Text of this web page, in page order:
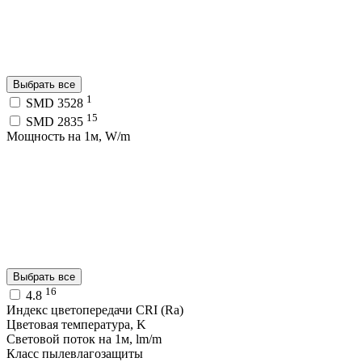
Выбрать все
SMD 3528 1
SMD 2835 15
Мощность на 1м, W/m
Выбрать все
4.8 16
Индекс цветопередачи CRI (Ra)
Цветовая температура, K
Световой поток на 1м, lm/m
Класс пылевлагозащиты